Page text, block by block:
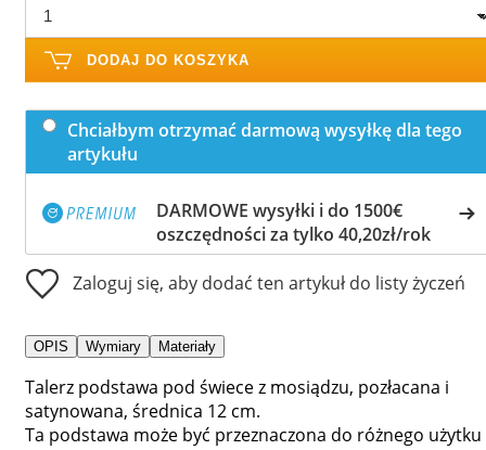
DODAJ DO KOSZYKA
Chciałbym otrzymać darmową wysyłkę dla tego
artykułu
DARMOWE wysyłki i do 1500€
oszczędności za tylko 40,20zł/rok
Zaloguj się, aby dodać ten artykuł do listy życzeń
OPIS Wymiary Materiały
Talerz podstawa pod świece z mosiądzu, pozłacana i
satynowana, średnica 12 cm.
Ta podstawa może być przeznaczona do różnego użytku